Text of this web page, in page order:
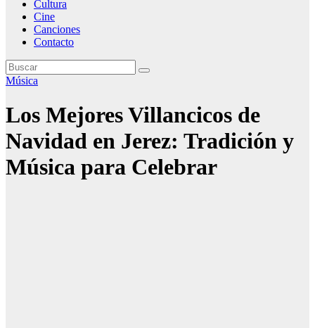
Cultura
Cine
Canciones
Contacto
Música
Los Mejores Villancicos de
Navidad en Jerez: Tradición y
Música para Celebrar